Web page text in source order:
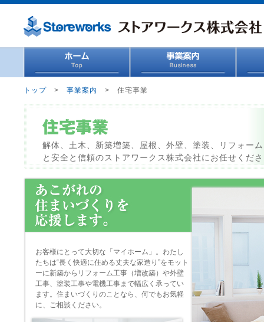
トップ > 事業案内 > 住宅事業
解体、土木、新築増築、屋根、外壁、塗装、リフォー
と安全と信頼のストアワークス株式会社にお任せくだ
お客様にとって大切な「マイホーム」。わたし
たちは“長く快適に住める丈夫な家造り”をモット
ーに新築からリフォーム工事（増改築）や外壁
工事、塗装工事や電機工事まで幅広く承ってい
ます。住まいづくりのことなら、何でもお気軽
に、ご相談ください。